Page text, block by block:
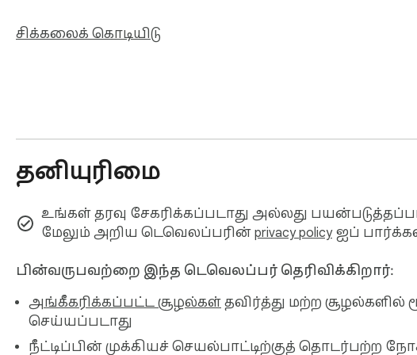
சிக்கலைக் கொடியிடு
தனியுரிமை
உங்கள் தரவு சேகரிக்கப்படாது அல்லது
மேலும் அறிய டெவெலப்பரின் privacy policyஐப்
பின்வருபவற்றை இந்த டெவெலப்பர் தெரிவிக்கிறார்:
அங்கீகரிக்கப்பட்ட சூழல்கள் தவிர்த்து மற்ற
செய்யப்படாது
நீட்டிப்பின் முக்கியச் செயல்பாட்டிற்குத் தொடர்பற்ற